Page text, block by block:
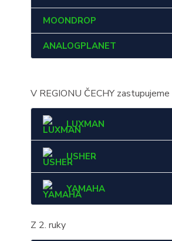
MOONDROP
ANALOGPLANET
V REGIONU ČECHY zastupujeme
LUXMAN
USHER
YAMAHA
Z 2. ruky